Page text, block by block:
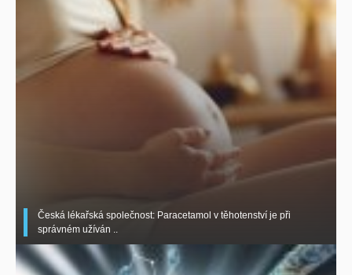
Česká lékařská společnost: Paracetamol v těhotenství je při
správném užíván ..